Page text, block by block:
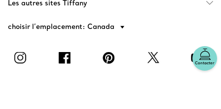
Contacter
Les autres sites Tiffany
choisir l’emplacement: Canada